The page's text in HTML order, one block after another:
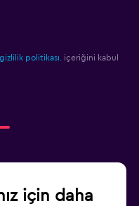
gizlilik politikası. içeriğini kabul
için daha